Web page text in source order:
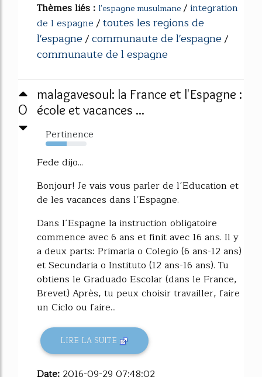
Thèmes liés : l'espagne musulmane/integration
de l espagne/toutes les regions de
l'espagne/communaute de l'espagne/
communaute de l espagne
0
malagavesoul: la France et l'Espagne :
école et vacances ...
Pertinence
51%
Fede dijo...
Bonjour! Je vais vous parler de l´Education et
de les vacances dans l´Espagne.
Dans l´Espagne la instruction obligatoire
commence avec 6 ans et finit avec 16 ans. Il y
a deux parts: Primaria o Colegio (6 ans-12 ans)
et Secundaria o Instituto (12 ans-16 ans). Tu
obtiens le Graduado Escolar (dans le France,
Brevet) Après, tu peux choisir travailler, faire
un Ciclo ou faire...
LIRE LA SUITE